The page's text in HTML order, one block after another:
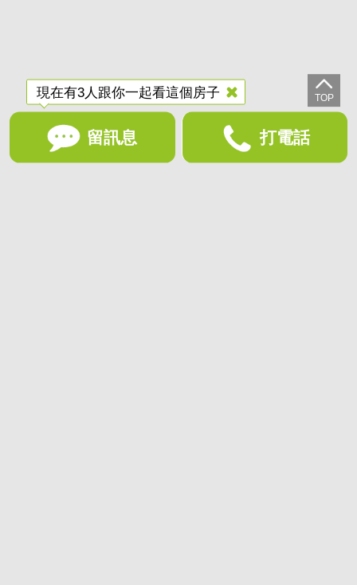
現在有3人跟你一起看這個房子
留訊息 打電話